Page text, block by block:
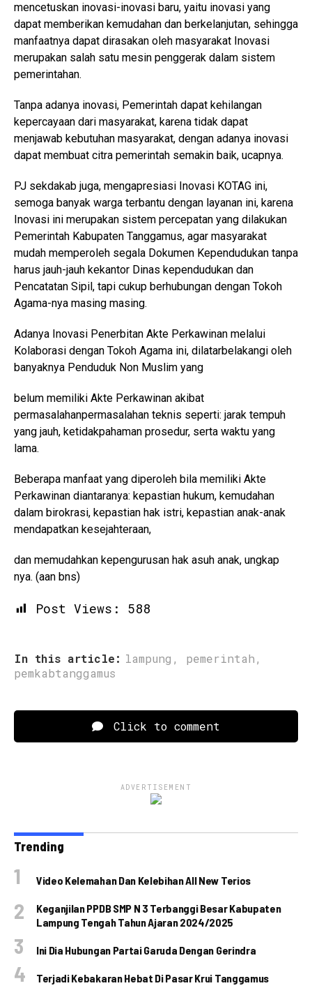
mencetuskan inovasi-inovasi baru, yaitu inovasi yang
dapat memberikan kemudahan dan berkelanjutan, sehingga
manfaatnya dapat dirasakan oleh masyarakat Inovasi
merupakan salah satu mesin penggerak dalam sistem
pemerintahan.
Tanpa adanya inovasi, Pemerintah dapat kehilangan
kepercayaan dari masyarakat, karena tidak dapat
menjawab kebutuhan masyarakat, dengan adanya inovasi
dapat membuat citra pemerintah semakin baik, ucapnya.
PJ sekdakab juga, mengapresiasi Inovasi KOTAG ini,
semoga banyak warga terbantu dengan layanan ini, karena
Inovasi ini merupakan sistem percepatan yang dilakukan
Pemerintah Kabupaten Tanggamus, agar masyarakat
mudah memperoleh segala Dokumen Kependudukan tanpa
harus jauh-jauh kekantor Dinas kependudukan dan
Pencatatan Sipil, tapi cukup berhubungan dengan Tokoh
Agama-nya masing masing.
Adanya Inovasi Penerbitan Akte Perkawinan melalui
Kolaborasi dengan Tokoh Agama ini, dilatarbelakangi oleh
banyaknya Penduduk Non Muslim yang
belum memiliki Akte Perkawinan akibat
permasalahanpermasalahan teknis seperti: jarak tempuh
yang jauh, ketidakpahaman prosedur, serta waktu yang
lama.
Beberapa manfaat yang diperoleh bila memiliki Akte
Perkawinan diantaranya: kepastian hukum, kemudahan
dalam birokrasi, kepastian hak istri, kepastian anak-anak
mendapatkan kesejahteraan,
dan memudahkan kepengurusan hak asuh anak, ungkap
nya. (aan bns)
Post Views: 588
In this article: lampung , pemerintah,
pemkabtanggamus
Click to comment
ADVERTISEMENT
Trending
Video Kelemahan Dan Kelebihan All New Terios
Keganjilan PPDB SMP N 3 Terbanggi Besar Kabupaten
Lampung Tengah Tahun Ajaran 2024/2025
Ini Dia Hubungan Partai Garuda Dengan Gerindra
Terjadi Kebakaran Hebat Di Pasar Krui Tanggamus